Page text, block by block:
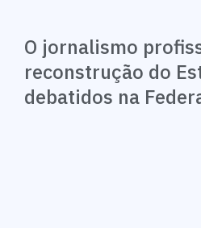
O jornalismo
reconstrução do
debatidos na